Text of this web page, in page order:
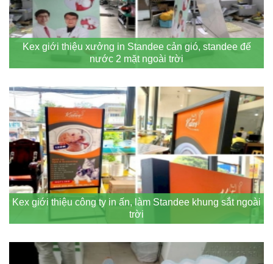
Kex giới thiệu xưởng in Standee cản gió, standee đế
nước 2 mặt ngoài trời
Kex giới thiệu công ty in ấn, làm Standee khung sắt ngoài
trời